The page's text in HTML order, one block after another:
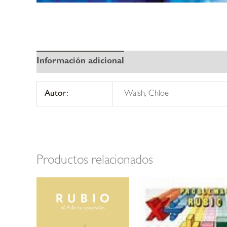
Información adicional
Autor: Walsh, Chloe
Productos relacionados